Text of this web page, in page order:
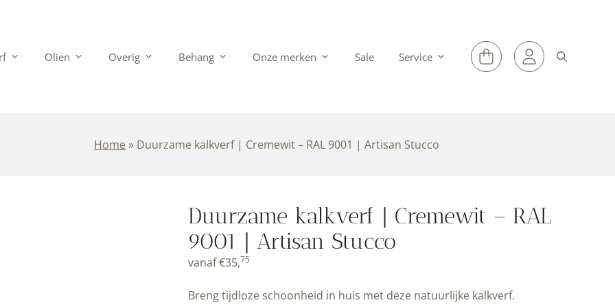
Oliën Overig Behang Onze merken Sale Service
Home » Duurzame kalkverf | Cremewit – RAL 9001 | Artisan Stucco
Duurzame kalkverf | Cremewit – RAL
9001 | Artisan Stucco
vanaf€35,75
Breng tijdloze schoonheid in huis met deze natuurlijke kalkverf.